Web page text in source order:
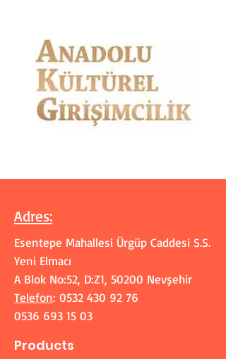
Adres:
Esentepe Mahallesi Ürgüp Caddesi S.S.
Yeni Elmacı
A Blok No:52, D:Z1, 50200 Nevşehir
Telefon: 0532 430 92 76
0536 693 15 03
Products